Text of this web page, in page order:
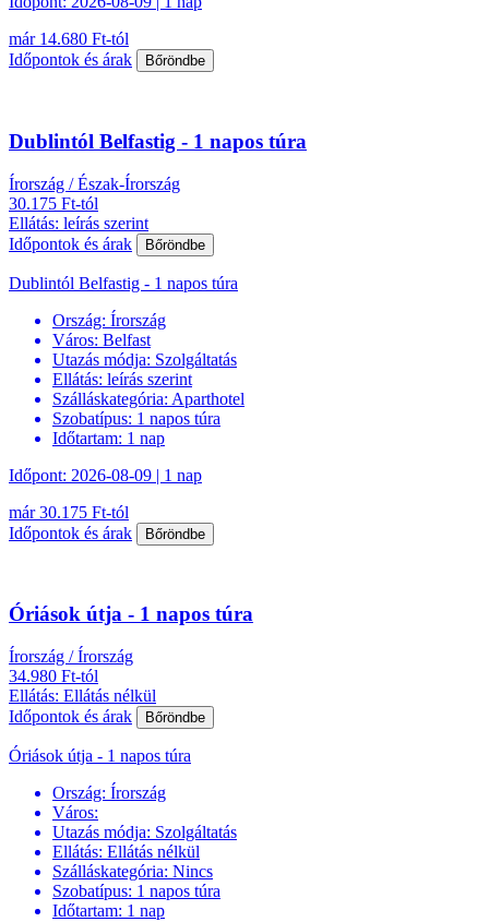
már 14.680 Ft-tól
Időpontok és árak
Bőröndbe
Dublintól Belfastig - 1 napos túra
Írország / Észak-Írország
30.175 Ft-tól
Ellátás: leírás szerint
Időpontok és árak
Bőröndbe
Dublintól Belfastig - 1 napos túra
Ország: Írország
Város: Belfast
Utazás módja: Szolgáltatás
Ellátás: leírás szerint
Szálláskategória: Aparthotel
Szobatípus: 1 napos túra
Időtartam: 1 nap
Időpont: 2026-08-09 | 1 nap
már 30.175 Ft-tól
Időpontok és árak
Bőröndbe
Óriások útja - 1 napos túra
Írország / Írország
34.980 Ft-tól
Ellátás: Ellátás nélkül
Időpontok és árak
Bőröndbe
Óriások útja - 1 napos túra
Ország: Írország
Város:
Utazás módja: Szolgáltatás
Ellátás: Ellátás nélkül
Szálláskategória: Nincs
Szobatípus: 1 napos túra
Időtartam: 1 nap